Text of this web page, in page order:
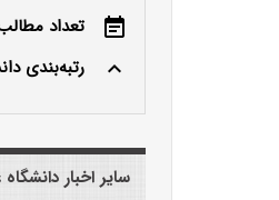
event_note
تعداد مطالب :
keyboard_arrow_up
رتبه‌بندی
سایر اخبار